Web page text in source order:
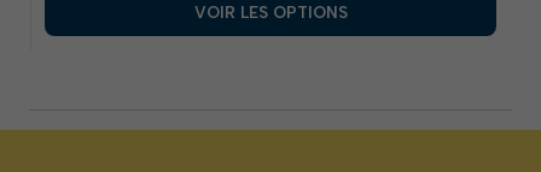
VOIR LES OPTIONS